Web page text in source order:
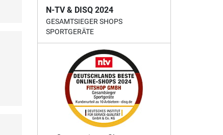
N-TV & DISQ 2024
GESAMTSIEGER SHOPS
SPORTGERÄTE